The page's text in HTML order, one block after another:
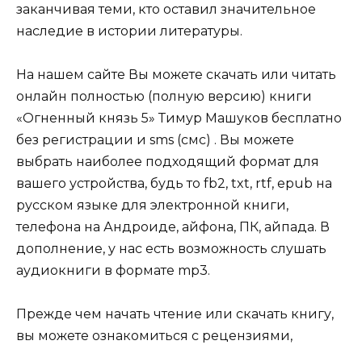
заканчивая теми, кто оставил значительное
наследие в истории литературы.
На нашем сайте Вы можете скачать или читать
онлайн полностью (полную версию) книги
«Огненный князь 5» Тимур Машуков бесплатно
без регистрации и sms (смс) . Вы можете
выбрать наиболее подходящий формат для
вашего устройства, будь то fb2, txt, rtf, epub на
русском языке для электронной книги,
телефона на Андроиде, айфона, ПК, айпада. В
дополнение, у нас есть возможность слушать
аудиокниги в формате mp3.
Прежде чем начать чтение или скачать книгу,
вы можете ознакомиться с рецензиями,